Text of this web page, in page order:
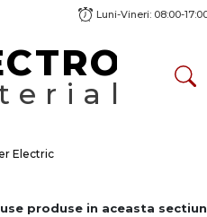
Luni-Vineri: 08:00-
Electric
produse in aceasta